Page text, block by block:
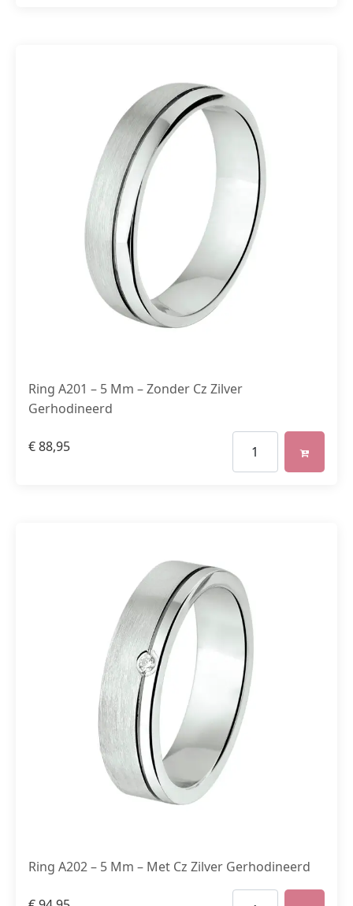
Ring A201 – 5 Mm – Zonder Cz Zilver
Gerhodineerd
€88,95
Ring A202 – 5 Mm – Met Cz Zilver Gerhodineerd